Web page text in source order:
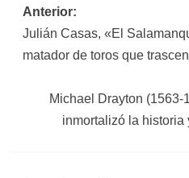
Navegación
de
Anterior:
Julián Casas, «El
matador de toros que
Michael Drayton
inmortalizó la historia